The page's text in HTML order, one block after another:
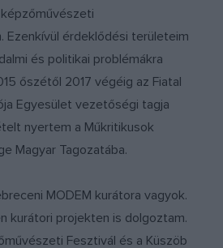
Ezenkívül érdeklődési területeim
és politikai problémákra
őszétől 2017 végéig az Fiatal
Egyesület vezetőségi tagja
nyertem a Műkritikusok
Magyar Tagozatába.
MODEM kurátora vagyok.
kurátori projekten is dolgoztam.
Fesztivál és a Küszöb